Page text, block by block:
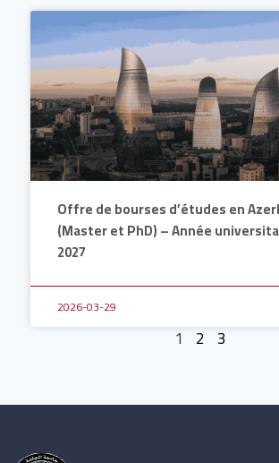
Offre de bourses d’études en
(Master et PhD) – Année
2027
2026-03-29
1 2 3